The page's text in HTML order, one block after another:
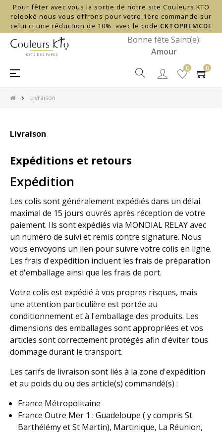
Pour fêter avec vous la sortie de notre site Couleurs KTO
relooké nous vous offrons pour votre 1ère commande sur
celui ci une réduction de 10% avec le code CKTOPREMCDE
Bonne fête Saint(e):
Amour
0 0
Basculer
navigation
☰
Livraison
Livraison
Expéditions et retours
Expédition
Les colis sont généralement expédiés dans un délai
maximal de 15 jours ouvrés après réception de votre
paiement. Ils sont expédiés via MONDIAL RELAY avec
un numéro de suivi et remis contre signature. Nous
vous envoyons un lien pour suivre votre colis en ligne.
Les frais d'expédition incluent les frais de préparation
et d'emballage ainsi que les frais de port.
Votre colis est expédié à vos propres risques, mais
une attention particulière est portée au
conditionnement et à l'emballage des produits. Les
dimensions des emballages sont appropriées et vos
articles sont correctement protégés afin d'éviter tous
dommage durant le transport.
Les tarifs de livraison sont liés à la zone d'expédition
et au poids du ou des article(s) commandé(s) :
France Métropolitaine
France Outre Mer 1 : Guadeloupe ( y compris St
Barthélémy et St Martin), Martinique, La Réunion,